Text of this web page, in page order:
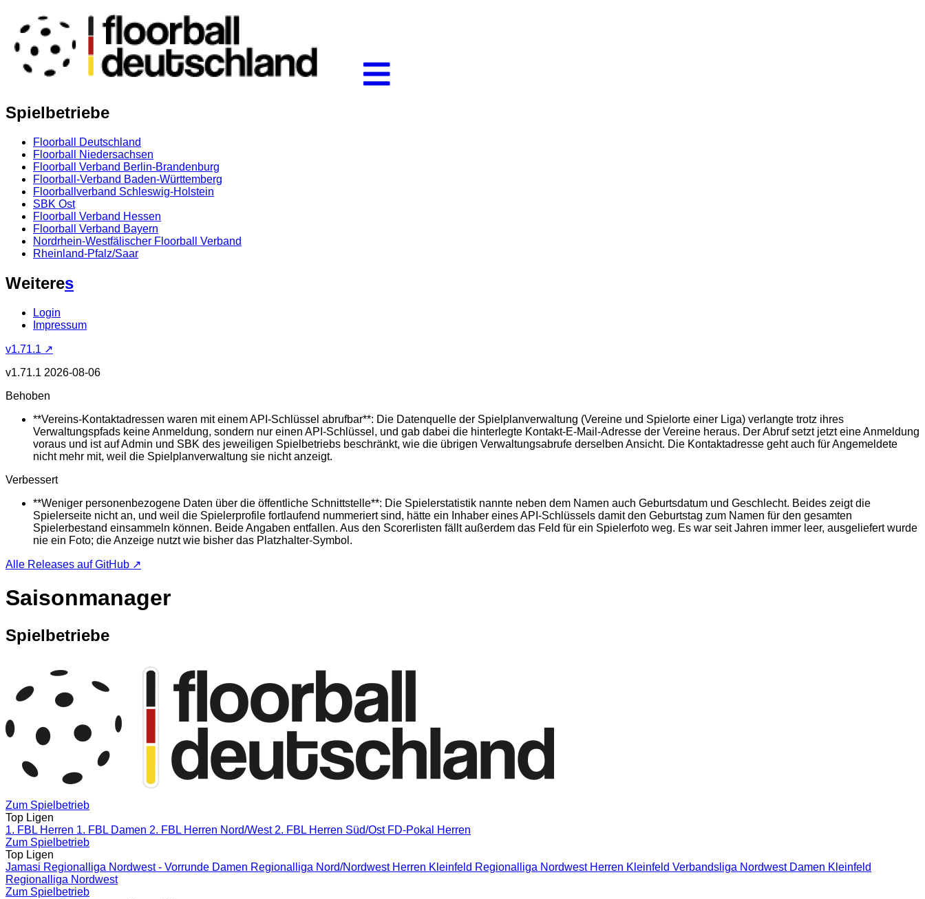
Spielbetriebe
Floorball Deutschland
Floorball Niedersachsen
Floorball Verband Berlin-Brandenburg
Floorball-Verband Baden-Württemberg
Floorballverband Schleswig-Holstein
SBK Ost
Floorball Verband Hessen
Floorball Verband Bayern
Nordrhein-Westfälischer Floorball Verband
Rheinland-Pfalz/Saar
Weiteres
Login
Impressum
v1.71.1 ↗
v1.71.1 2026-08-06
Behoben
**Vereins-Kontaktadressen waren mit einem API-Schlüssel abrufbar**: Die Datenquelle der Spielplanverwaltung (Vereine und Spielorte einer Liga) verlangte trotz ihres
Verwaltungspfads keine Anmeldung, sondern nur einen API-Schlüssel, und gab dabei die hinterlegte Kontakt-E-Mail-Adresse der Vereine heraus. Der Abruf setzt jetzt eine Anmeldung
voraus und ist auf Admin und SBK des jeweiligen Spielbetriebs beschränkt, wie die übrigen Verwaltungsabrufe derselben Ansicht. Die Kontaktadresse geht auch für Angemeldete
nicht mehr mit, weil die Spielplanverwaltung sie nicht anzeigt.
Verbessert
**Weniger personenbezogene Daten über die öffentliche Schnittstelle**: Die Spielerstatistik nannte neben dem Namen auch Geburtsdatum und Geschlecht. Beides zeigt die
Spielerseite nicht an, und weil die Spielerprofile fortlaufend nummeriert sind, hätte ein Inhaber eines API-Schlüssels damit den Geburtstag zum Namen für den gesamten
Spielerbestand einsammeln können. Beide Angaben entfallen. Aus den Scorerlisten fällt außerdem das Feld für ein Spielerfoto weg. Es war seit Jahren immer leer, ausgeliefert wurde
nie ein Foto; die Anzeige nutzt wie bisher das Platzhalter-Symbol.
Alle Releases auf GitHub ↗
Saisonmanager
Spielbetriebe
Zum Spielbetrieb
Top Ligen
1. FBL Herren 1. FBL Damen 2. FBL Herren Nord/West2. FBL Herren Süd/Ost FD-Pokal Herren
Zum Spielbetrieb
Top Ligen
Jamasi Regionalliga Nordwest - Vorrunde Damen Regionalliga Nord/Nordwest Herren Kleinfeld Regionalliga Nordwest Herren Kleinfeld Verbandsliga Nordwest Damen Kleinfeld
Regionalliga Nordwest
Zum Spielbetrieb